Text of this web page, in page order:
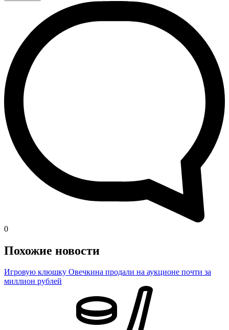
0
Похожие новости
Игровую клюшку Овечкина продали на аукционе почти за
миллион рублей